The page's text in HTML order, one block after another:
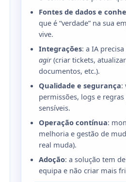
Fontes de dados e
que é “verdade” na sua
vive.
Integrações: a IA precisa
agir(criar tickets,
documentos, etc.).
Qualidade e segurança:
permissões, logs e
sensíveis.
Operação contínua:
melhoria e gestão de
real muda).
Adoção: a solução tem
equipa e não criar mais